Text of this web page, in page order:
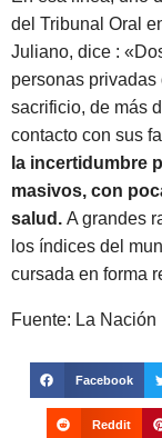
del Tribunal Oral
Juliano, dice :
personas
sacrificio, de más
contacto con sus
la incertidumbre
masivos, con
salud. A grandes
los índices del
cursada en forma
Fuente: La Nación
Facebook
Reddit